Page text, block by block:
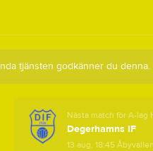
tjänsten godkänner du denna.
Nästa match för A-lag
Degerhamns IF
13 aug, 18:45